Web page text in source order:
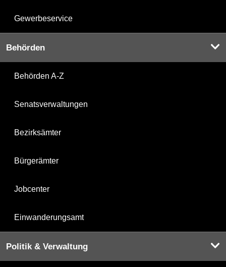
Gewerbeservice
Behörden
Behörden A-Z
Senatsverwaltungen
Bezirksämter
Bürgerämter
Jobcenter
Einwanderungsamt
Politik & Verwaltung